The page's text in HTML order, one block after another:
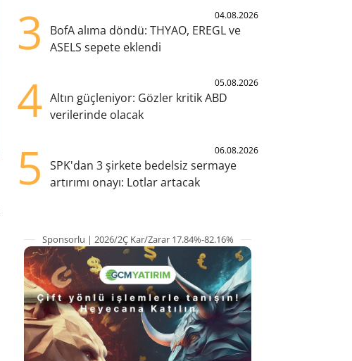
3 04.08.2026
BofA alıma döndü: THYAO, EREGL ve
ASELS sepete eklendi
4 05.08.2026
Altın güçleniyor: Gözler kritik ABD
verilerinde olacak
5 06.08.2026
SPK'dan 3 şirkete bedelsiz sermaye
artırımı onayı: Lotlar artacak
Sponsorlu | 2026/2Ç Kar/Zarar 17.84%-82.16%